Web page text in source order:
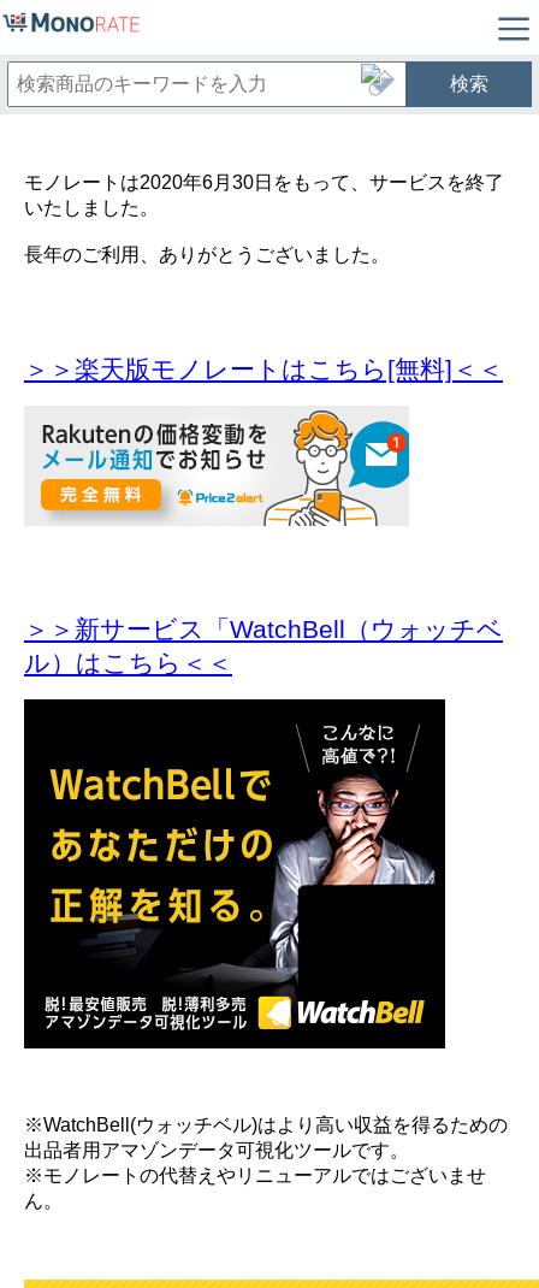
検索
モノレートは2020年6月30日をもって、サービスを終了
いたしました。
長年のご利用、ありがとうございました。
＞＞楽天版モノレートはこちら[無料]＜＜
＞＞新サービス「WatchBell（ウォッチベ
ル）はこちら＜＜
※WatchBell(ウォッチベル)はより高い収益を得るための
出品者用アマゾンデータ可視化ツールです。
※モノレートの代替えやリニューアルではございませ
ん。